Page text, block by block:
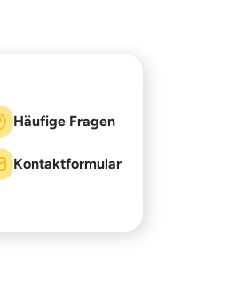
Häufige Fragen
Kontaktformular